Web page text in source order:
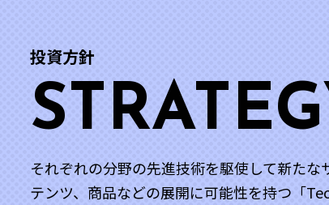
投資方針
それぞれの分野の先進技術を駆使して新たな
テンツ、商品などの展開に可能性を持つ「